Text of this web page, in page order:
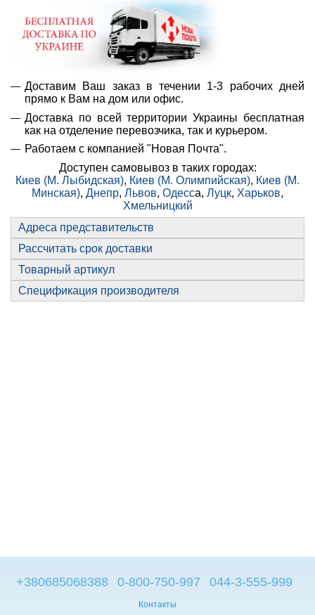
Доставим Ваш заказ в течении 1-3 рабочих дней
прямо к Вам на дом или офис.
Доставка по всей территории Украины бесплатная
как на отделение перевозчика, так и курьером.
Работаем с компанией "Новая Почта".
Доступен самовывоз в таких городах:
Киев (М. Лыбидская), Киев (М. Олимпийская), Киев (М.
Минская), Днепр, Львов, Одесса, Луцк, Харьков,
Хмельницкий
Адреса представительств
Рассчитать срок доставки
Товарный артикул
Спецификация производителя
+380685068388 0-800-750-997 044-3-555-999
Контакты